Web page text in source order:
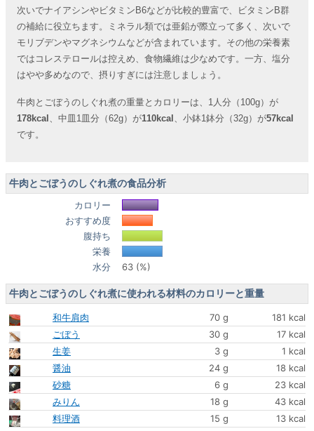
次いでナイアシンやビタミンB6などが比較的豊富で、ビタミンB群
の補給に役立ちます。ミネラル類では亜鉛が際立って多く、次いで
モリブデンやマグネシウムなどが含まれています。その他の栄養素
ではコレステロールは控えめ、食物繊維は少なめです。一方、塩分
はやや多めなので、摂りすぎには注意しましょう。
牛肉とごぼうのしぐれ煮の重量とカロリーは、1人分（100g）が
178kcal 、中皿1皿分（62g）が110kcal 、小鉢1鉢分（32g）が57kcal
です。
牛肉とごぼうのしぐれ煮の食品分析
カロリー
おすすめ度
腹持ち
栄養
水分
63 (%)
牛肉とごぼうのしぐれ煮に使われる材料のカロリーと重量
和牛肩肉 70 g
181 kcal
ごぼう
30 g
17 kcal
生姜
3 g
1 kcal
醤油
24 g
18 kcal
砂糖
6 g
23 kcal
みりん
18 g
43 kcal
料理酒
15 g 13 kcal